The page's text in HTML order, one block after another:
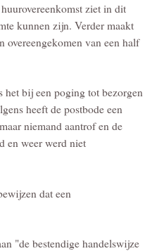
ziet in dit
kunnen zijn. Verder maakt
overeengekomen van een half
het bij een poging tot bezorgen
heeft de postbode een
niemand aantrof en de
en weer werd niet
dat een
"de bestendige handelswijze